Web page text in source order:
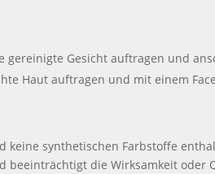
Gesicht auftragen und
Haut auftragen und mit einem
keine synthetischen Farbstoffe
die Wirksamkeit oder